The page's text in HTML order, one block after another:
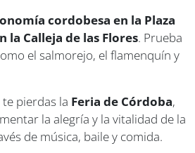
cordobesa en la Plaza
la Calleja de las Flores. Prueba
el salmorejo, el flamenquín y
pierdas la Feria de Córdoba,
la alegría y la vitalidad de la
de música, baile y comida.